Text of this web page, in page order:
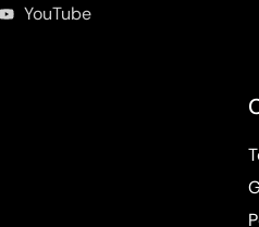
YouTube